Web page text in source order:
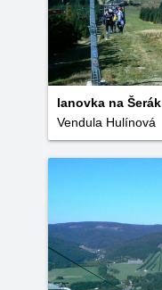
lanovka na Šerák
Vendula Hulínová